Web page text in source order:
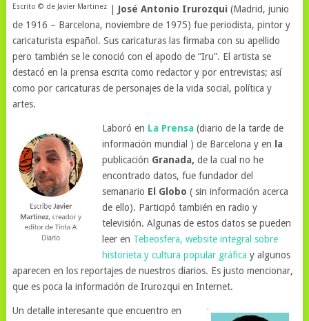
Escrito © de Javier Martinez| José Antonio Irurozqui (Madrid, junio
de 1916 – Barcelona, noviembre de 1975) fue periodista, pintor y
caricaturista español. Sus caricaturas las firmaba con su apellido
pero también se le conoció con el apodo de “Iru”. El artista se
destacó en la prensa escrita como redactor y por entrevistas; así
como por caricaturas de personajes de la vida social, política y
artes.
Laboró en La Prensa(diario de la tarde de
información mundial ) de Barcelona y en
la
publicación Granada, de la cual no he
encontrado datos, fue fundador del
semanario El Globo ( sin información acerca
de ello). Participó también en radio y
televisión. Algunas de estos datos se pueden
leer en Tebeosfera, website integral sobre
historieta y cultura popular gráfica y algunos
aparecen en los reportajes de nuestros diarios. Es justo mencionar,
que es poca la información de Irurozqui en Internet.
Un detalle interesante que encuentro en